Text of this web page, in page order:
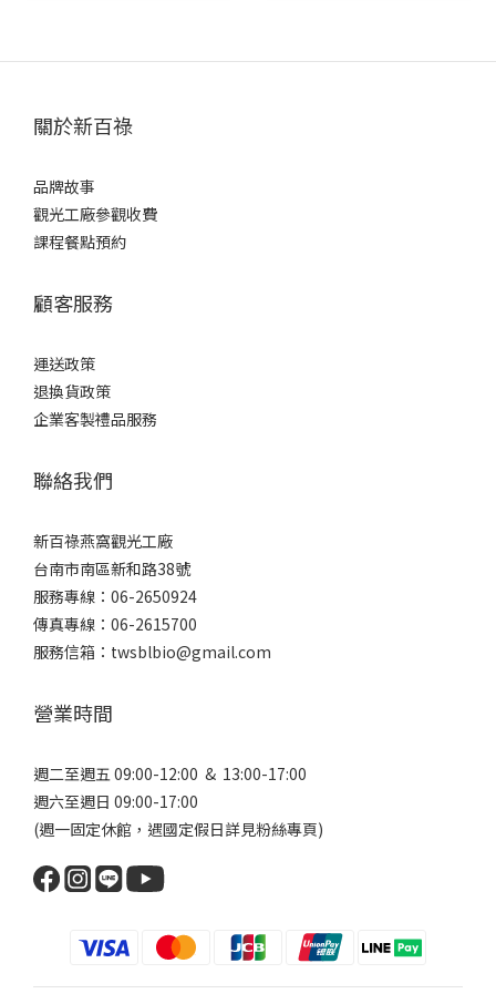
關於新百祿
品牌故事
觀光工廠參觀收費
課程餐點預約
顧客服務
運送政策
退換貨政策
企業客製禮品服務
聯絡我們
新百祿燕窩觀光工廠
台南市南區新和路38號
服務專線：06-2650924
傳真專線：06-2615700
服務信箱：twsblbio@gmail.com
營業時間
週二至週五 09:00-12:00 & 13:00-17:00
週六至週日 09:00-17:00
(週一固定休館，遇國定假日詳見粉絲專頁)